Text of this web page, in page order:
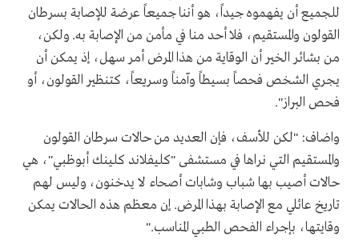
للجميع أن يفهموه جيداً، هو أننا جميعاً عرضة للإصابة بسرطان
القولون والمستقيم، فلا أحد منا في مأمن من الإصابة به. ولكن،
من بشائر الخير أن الوقاية من هذا المرض أمر سهل، إذ يمكن أن
يجري الشخص فحصاً بسيطاً وآمناً وسريعاً، كتنظير القولون، أو
فحص البراز".
واضاف: "لكن للأسف، فإن العديد من حالات سرطان القولون
والمستقيم التي نراها في مستشفى "كليفلاند كلينك أبوظبي"، هي
حالات أصيب بها شباب وشابات أصحاء لا يدخنون، وليس لهم
تاريخ عائلي مع الإصابة بهذا المرض. إن معظم هذه الحالات يمكن
وقايتها، بإجراء الفحص الطبي المناسب."